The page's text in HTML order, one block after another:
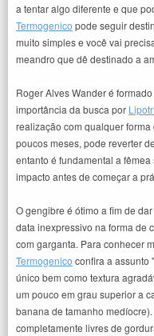
a tentar algo diferente e que
Termogenico pode seguir
muito simples e você vai
meandro que dê destinado a
Roger Alves Wander é
importância da busca por
realização com qualquer
poucos meses, pode reverter
entanto é fundamental a
impacto antes de começar a
O gengibre é ótimo a fim de
data inexpressivo na forma de
com garganta. Para conhecer
Termogenico confira a assunto
único bem como textura
um pouco em grau superior a
banana de tamanho
completamente livres de